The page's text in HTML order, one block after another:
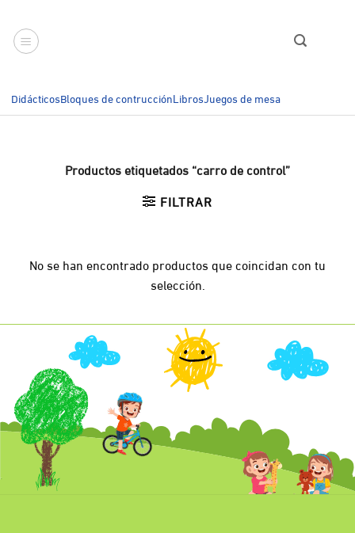
contenido
DidácticosBloques de contrucciónLibrosJuegos de mesa
Productos etiquetados “carro de control”
FILTRAR
No se han encontrado productos que coincidan con tu
selección.